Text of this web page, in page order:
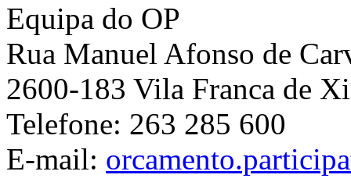
Equipa do OP
Rua Manuel Afonso de
2600-183 Vila Franca de
Telefone: 263 285 600
E-mail: